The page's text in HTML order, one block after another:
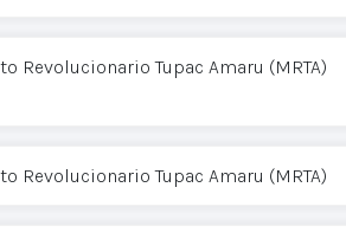
Revolucionario Tupac Amaru (MRTA)
Revolucionario Tupac Amaru (MRTA)